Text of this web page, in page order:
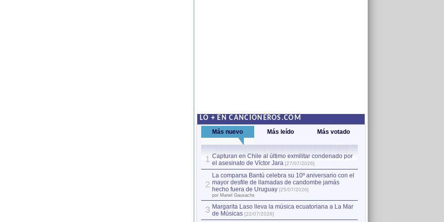
LO + EN CANCIONEROS.COM
Más nuevo Más leído Más votado
1 Capturan en Chile al último exmilitar condenado por
el asesinato de Víctor Jara [27/07/2026]
2
La comparsa Bantú celebra su 10º aniversario con el
mayor desfile de llamadas de candombe jamás
hecho fuera de Uruguay [25/07/2026]
por Manel Gausachs
3 Margarita Laso lleva la música ecuatoriana a La Mar
de Músicas [22/07/2026]